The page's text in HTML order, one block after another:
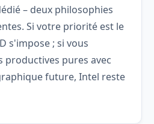
– deux philosophies
Si votre priorité est le
s'impose ; si vous
productives pures avec
future, Intel reste